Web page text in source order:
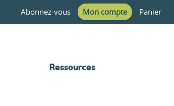
Abonnez-vous Mon compte Panier
Ressources